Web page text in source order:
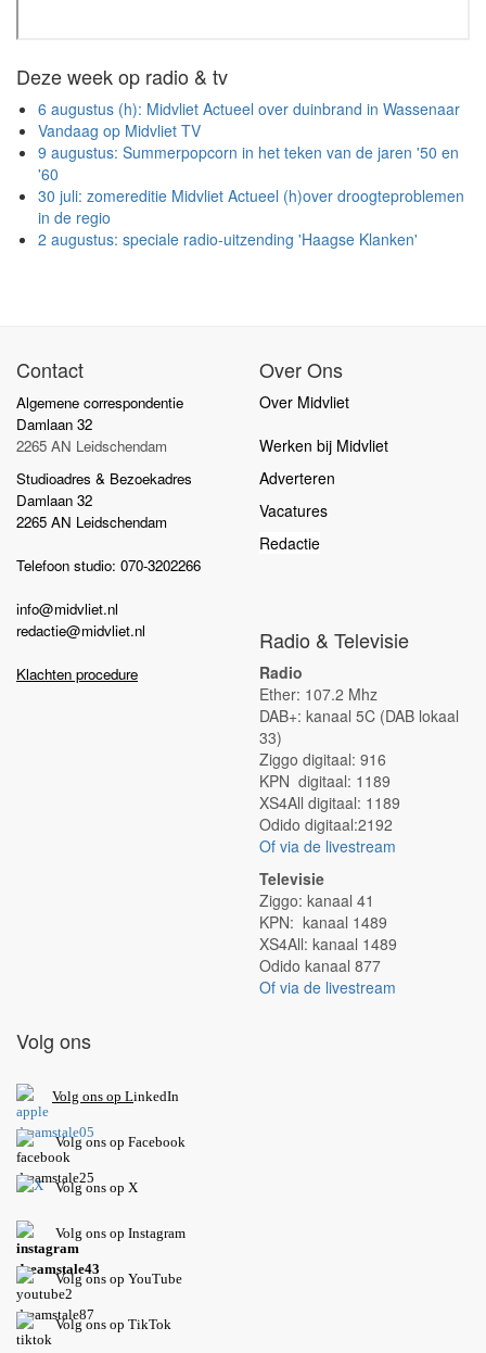
Deze week op radio & tv
6 augustus (h): Midvliet Actueel over duinbrand in Wassenaar
Vandaag op Midvliet TV
9 augustus: Summerpopcorn in het teken van de jaren '50 en
'60
30 juli: zomereditie Midvliet Actueel (h)over droogteproblemen
in de regio
2 augustus: speciale radio-uitzending 'Haagse Klanken'
Contact
Algemene correspondentie
Damlaan 32
2265 AN Leidschendam
Studioadres & Bezoekadres
Damlaan 32
2265 AN Leidschendam
Telefoon studio: 070-3202266
info@midvliet.nl
redactie@midvliet.nl
Klachten procedure
Over Ons
Over Midvliet
Werken bij Midvliet
Adverteren
Vacatures
Redactie
Radio & Televisie
Radio
Ether: 107.2 Mhz
DAB+: kanaal 5C (DAB lokaal
33)
Ziggo digitaal: 916
KPN digitaal: 1189
XS4All digitaal: 1189
Odido digitaal:2192
Of via de livestream
Televisie
Ziggo: kanaal 41
KPN: kanaal 1489
XS4All: kanaal 1489
Odido kanaal 877
Of via de livestream
Volg ons
Volg ons op LinkedIn
Volg ons op Facebook
Volg ons op X
Volg ons op Instagram
Volgons op YouTube
Volg ons op TikTok